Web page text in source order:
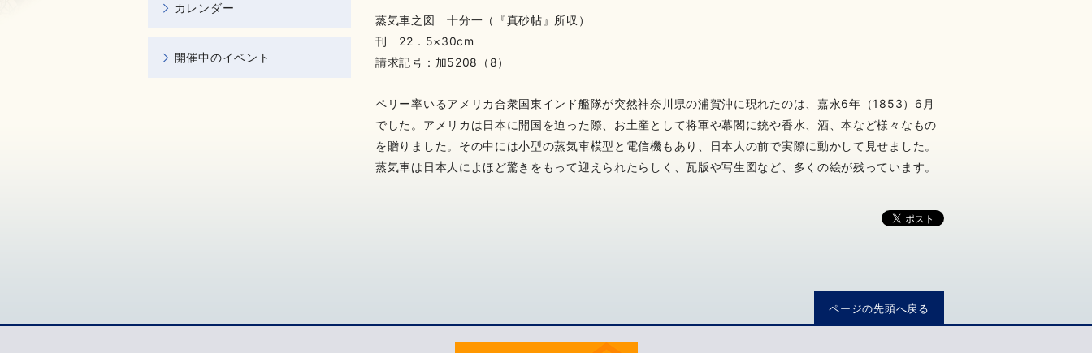
蒸気車之図 十分一（『真砂帖』所収）
刊 22．5×30cm
請求記号：加5208（8）
ペリー率いるアメリカ合衆国東インド艦隊が突然神奈川県の浦賀沖に現れたのは、嘉永6年（1853）6月
でした。アメリカは日本に開国を迫った際、お土産として将軍や幕閣に銃や香水、酒、本など様々なもの
を贈りました。その中には小型の蒸気車模型と電信機もあり、日本人の前で実際に動かして見せました。
蒸気車は日本人によほど驚きをもって迎えられたらしく、瓦版や写生図など、多くの絵が残っています。
カレンダー
開催中のイベント
ページの先頭へ戻る